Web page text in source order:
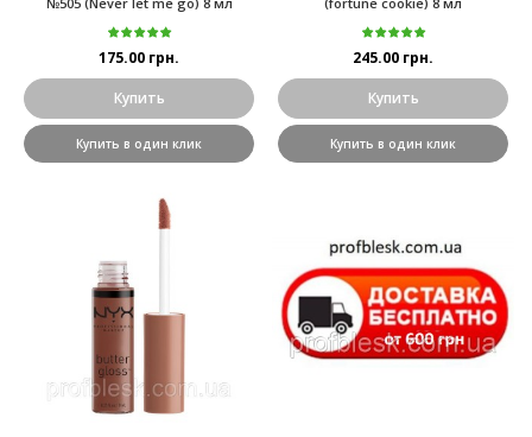
175.00 грн.
Купить
Купить в один клик
245.00 грн.
Купить
Купить в один клик